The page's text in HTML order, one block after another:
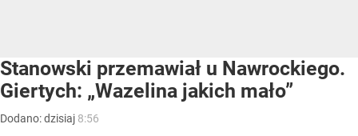
Stanowski przemawiał u Nawrockiego.
Giertych: „Wazelina jakich mało”
Dodano:dzisiaj 8:56